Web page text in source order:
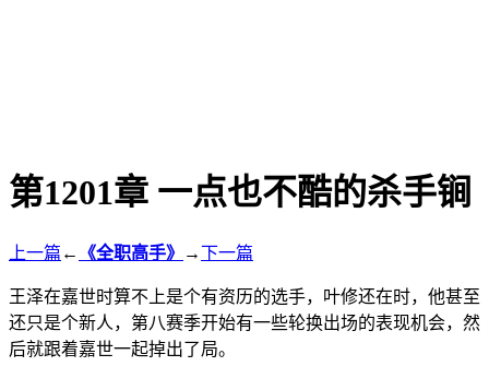
第1201章 一点也不酷的杀手锏
上一篇 ← 《全职高手》 →下一篇
王泽在嘉世时算不上是个有资历的选手，叶修还在时，他甚至
还只是个新人，第八赛季开始有一些轮换出场的表现机会，然
后就跟着嘉世一起掉出了局。